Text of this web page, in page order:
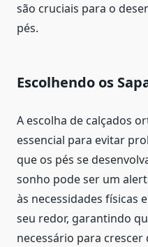
são cruciais para o
pés.
Escolhendo os
A escolha de calçados
essencial para evitar
que os pés se
sonho pode ser um
às necessidades físicas
seu redor, garantindo
necessário para crescer